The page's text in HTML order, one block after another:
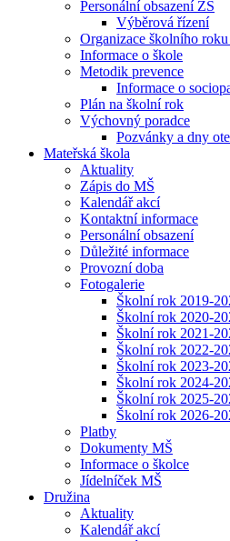
Personální obsazení ZŠ
Výběrová řízení
Organizace školního roku
Informace o škole
Metodik prevence
Informace o
Plán na školní rok
Výchovný poradce
Pozvánky a dny
Mateřská škola
Aktuality
Zápis do MŠ
Kalendář akcí
Kontaktní informace
Personální obsazení
Důležité informace
Provozní doba
Fotogalerie
Školní rok 2019-
Školní rok 2020-
Školní rok 2021-
Školní rok 2022-
Školní rok 2023-
Školní rok 2024-
Školní rok 2025-
Školní rok 2026-
Platby
Dokumenty MŠ
Informace o školce
Jídelníček MŠ
Družina
Aktuality
Kalendář akcí